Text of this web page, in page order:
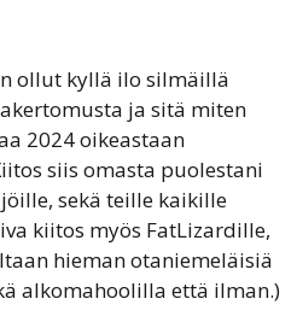
ollut kyllä ilo silmäillä
ja sitä miten
2024 oikeastaan
siis omasta puolestani
sekä teille kaikille
kiitos myös FatLizardille,
hieman otaniemeläisiä
alkomahoolilla että ilman.)